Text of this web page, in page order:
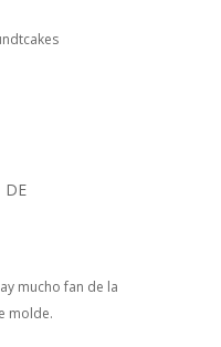
DE
mucho fan de la
molde.